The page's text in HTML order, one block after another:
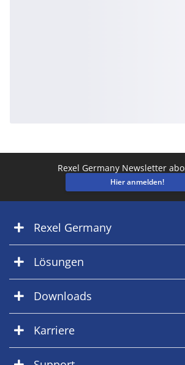
Rexel Germany Newsletter
Hier anmelden!
Rexel Germany
Lösungen
Downloads
Karriere